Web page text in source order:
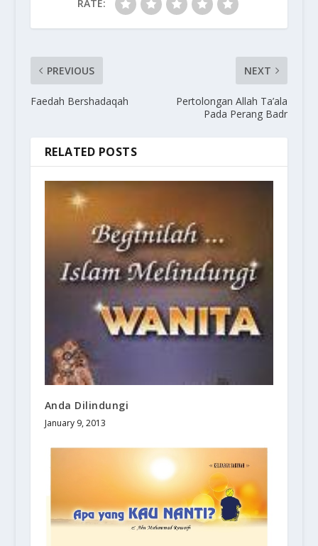
RATE:
PREVIOUS
Faedah Bershadaqah
NEXT
Pertolongan Allah Ta’ala
Pada Perang Badr
RELATED POSTS
Anda Dilindungi
January 9, 2013